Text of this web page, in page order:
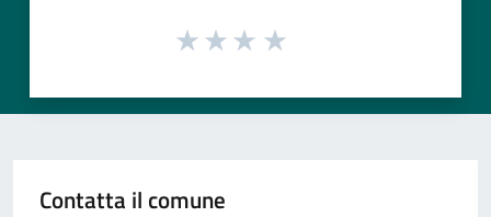
Contatta il comune